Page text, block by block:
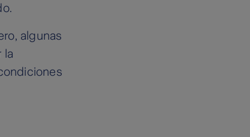
algunas
la